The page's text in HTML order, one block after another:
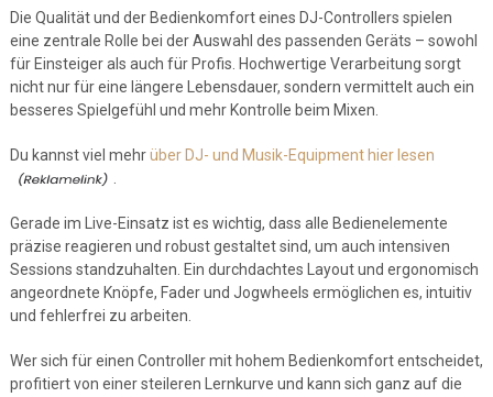
Die Qualität und der Bedienkomfort eines DJ-Controllers spielen
eine zentrale Rolle bei der Auswahl des passenden Geräts – sowohl
für Einsteiger als auch für Profis. Hochwertige Verarbeitung sorgt
nicht nur für eine längere Lebensdauer, sondern vermittelt auch ein
besseres Spielgefühl und mehr Kontrolle beim Mixen.
Du kannst viel mehrüber DJ- und Musik-Equipment hier lesen
Gerade im Live-Einsatz ist es wichtig, dass alle Bedienelemente
präzise reagieren und robust gestaltet sind, um auch intensiven
Sessions standzuhalten. Ein durchdachtes Layout und ergonomisch
angeordnete Knöpfe, Fader und Jogwheels ermöglichen es, intuitiv
und fehlerfrei zu arbeiten.
Wer sich für einen Controller mit hohem Bedienkomfort entscheidet,
profitiert von einer steileren Lernkurve und kann sich ganz auf die